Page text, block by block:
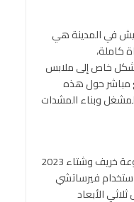
في المدينة هي
كاملة،
خاص إلى ملابس
مباشر حول هذه
وبناء المشدات
تتميز تصاميم الخياطة القوية لمجموعة خريف وشتاء 2023
فيرساتشي
الأبعاد